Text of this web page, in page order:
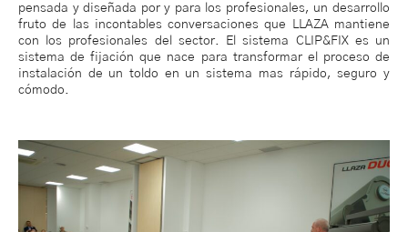
pensada y diseñada por y para los profesionales, un desarrollo
fruto de las incontables conversaciones que LLAZA mantiene
con los profesionales del sector. El sistema CLIP&FIX es un
sistema de fijación que nace para transformar el proceso de
instalación de un toldo en un sistema mas rápido, seguro y
cómodo.